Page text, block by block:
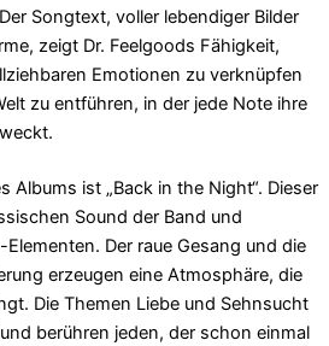
Songtext, voller lebendiger Bilder
zeigt Dr. Feelgoods Fähigkeit,
Emotionen zu verknüpfen
zu entführen, in der jede Note ihre
Albums ist „Back in the Night“. Dieser
Sound der Band und
Der raue Gesang und die
erzeugen eine Atmosphäre, die
Die Themen Liebe und Sehnsucht
berühren jeden, der schon einmal